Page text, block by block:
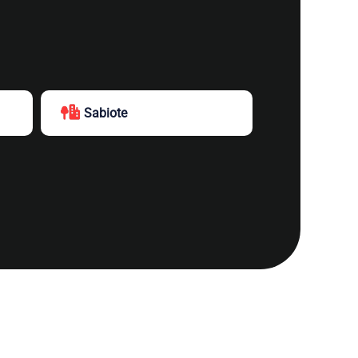
Sabiote